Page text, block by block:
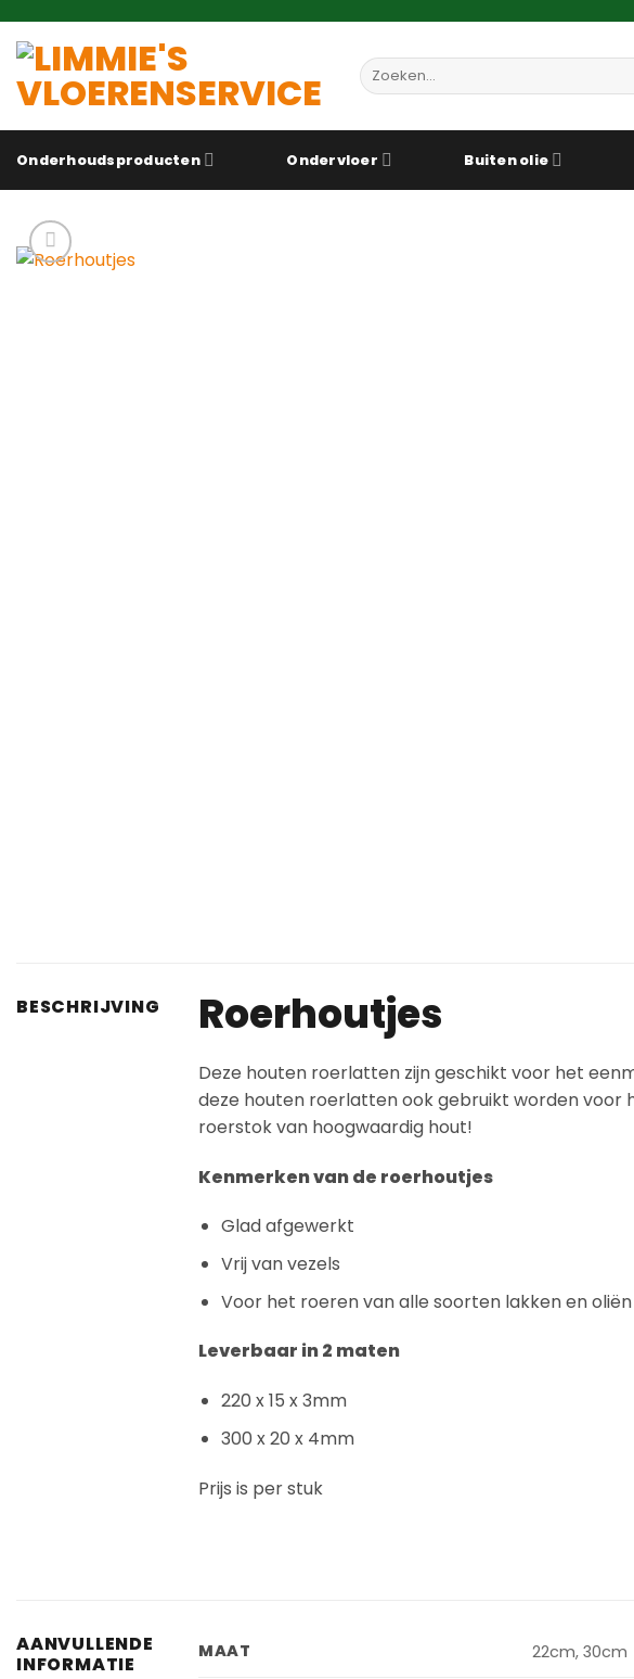
naar
inhoud
Zoeken
naar:
Onderhoudsproducten Ondervloer Buiten olie
BESCHRIJVING Roerhoutjes
Deze houten roerlatten zijn geschikt voor het
deze houten roerlatten ook gebruikt worden voor
roerstok van hoogwaardig hout!
Kenmerken van de roerhoutjes
Glad afgewerkt
Vrij van vezels
Voor het roeren van alle soorten lakken en oliën
Leverbaar in 2 maten
220 x 15 x 3mm
300 x 20 x 4mm
Prijs is per stuk
AANVULLENDE
INFORMATIE
MAAT 22cm, 30cm